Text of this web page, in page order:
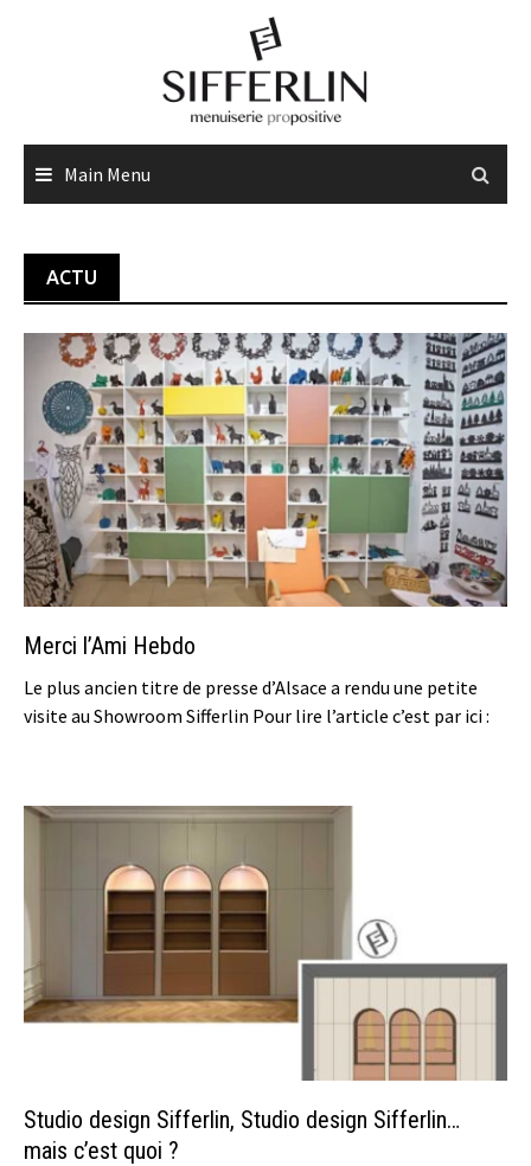
Main Menu
ACTU
Merci l’Ami Hebdo
Le plus ancien titre de presse d’Alsace a rendu une petite
visite au Showroom Sifferlin Pour lire l’article c’est par ici :
Studio design Sifferlin, Studio design Sifferlin…
mais c’est quoi ?